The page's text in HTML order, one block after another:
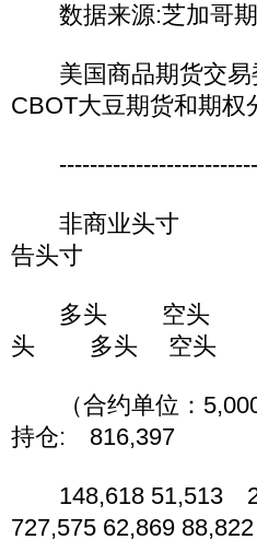
数据来源:芝加哥期
美国商品期货交易
CBOT大豆期货和期权
非商业头
告头寸
多头 空头
头 多头 空头
（合约单
持仓: 816,397
148,618 51,513
727,575 62,869 88,822